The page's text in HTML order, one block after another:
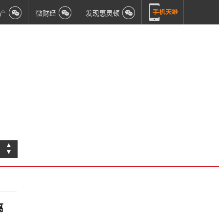
微财经 发现惠灵顿
▲
▼